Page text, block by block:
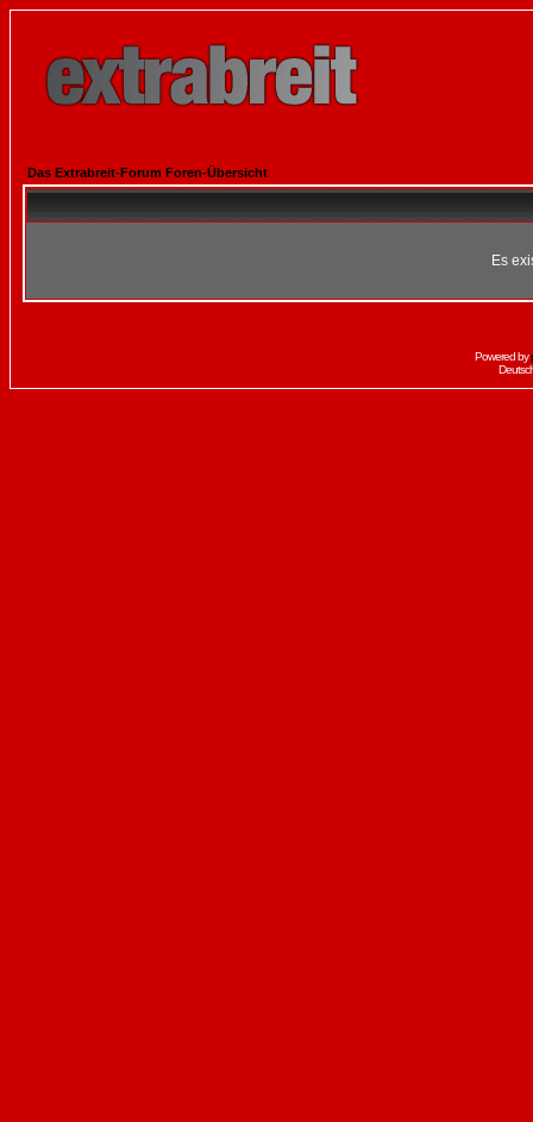
Das Extrabreit-Forum Foren-Übersicht
Es
Powered by